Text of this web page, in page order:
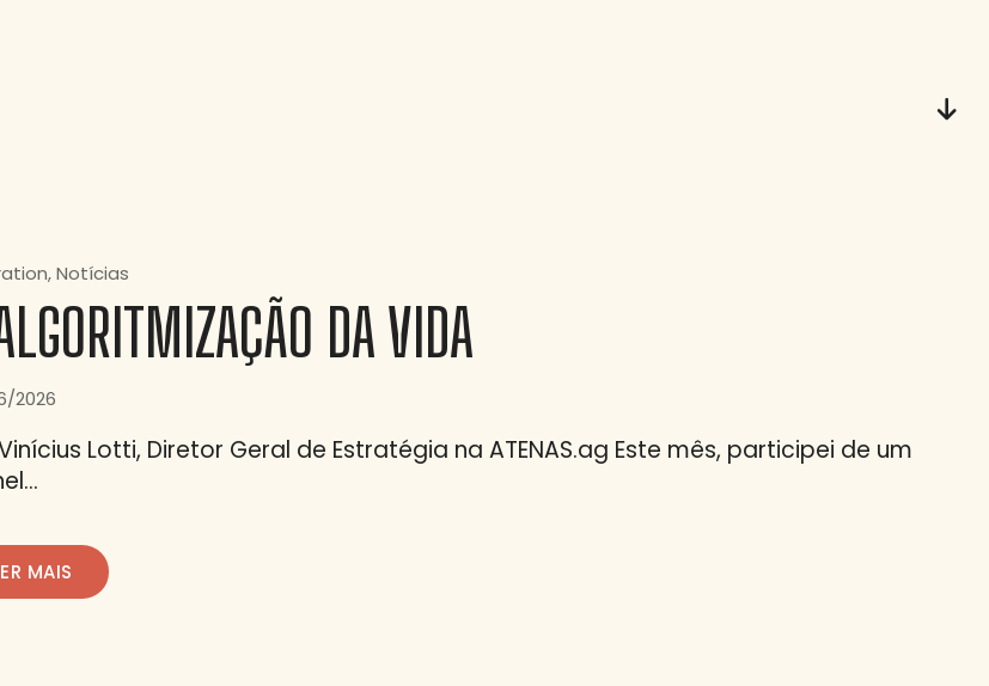
Notícias
DA VIDA
2026
Lotti, Diretor Geral de Estratégia na ATENAS.ag Este mês, participei de um
MAIS